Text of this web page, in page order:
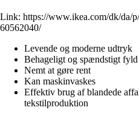
Link: https://www.ikea.com/dk/da/
60562040/
Levende og moderne udtryk
Behageligt og spændstigt fyld
Nemt at gøre rent
Kan maskinvaskes
Effektiv brug af blandede
tekstilproduktion